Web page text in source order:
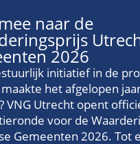
naar de
2026
initiatief in de
het afgelopen
VNG Utrecht opent
voor de
Gemeenten 2026. Tot